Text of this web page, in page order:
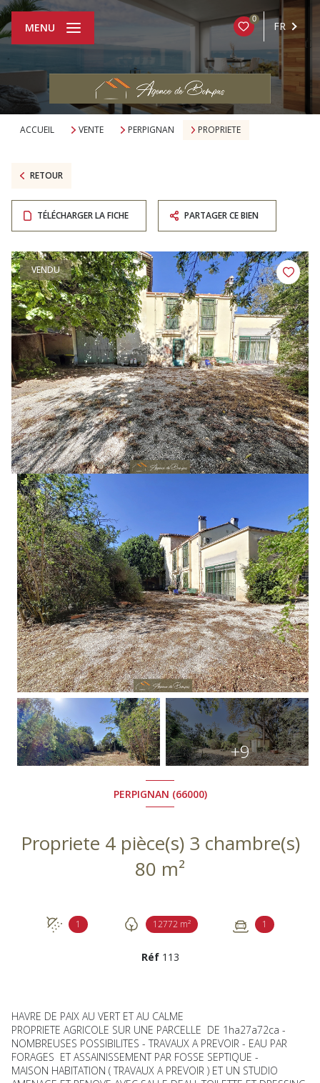
0
FR
MENU
ACCUEIL VENTE PERPIGNAN PROPRIETE
RETOUR
TÉLÉCHARGER LA FICHE PARTAGER CE BIEN
VENDU
+9
PERPIGNAN (66000)
Propriete 4 pièce(s) 3 chambre(s)
80 m²
1 12772 m² 1
Réf 113
HAVRE DE PAIX AU VERT ET AU CALME
PROPRIETE AGRICOLE SUR UNE PARCELLE DE 1ha27a72ca -
NOMBREUSES POSSIBILITES - TRAVAUX A PREVOIR - EAU PAR
FORAGES ET ASSAINISSEMENT PAR FOSSE SEPTIQUE -
MAISON HABITATION ( TRAVAUX A PREVOIR ) ET UN STUDIO